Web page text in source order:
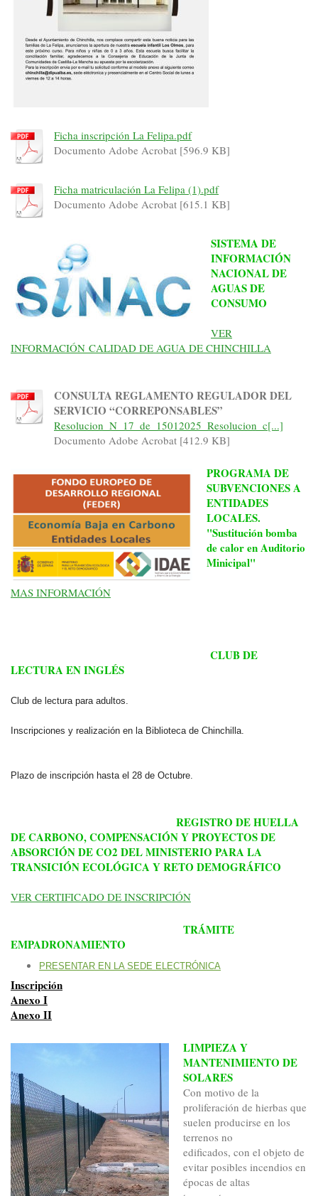
Ficha inscripción La Felipa.pdf
Documento Adobe Acrobat [596.9 KB]
Ficha matriculación La Felipa (1).pdf
Documento Adobe Acrobat [615.1 KB]
SISTEMA DE
INFORMACIÓN
NACIONAL DE
AGUAS DE
CONSUMO
VER
INFORMACIÓN CALIDAD DE AGUA DE CHINCHILLA
CONSULTA REGLAMENTO REGULADOR DEL
SERVICIO “CORREPONSABLES”
Resolucion_N_17_de_15012025_Resolucion_c[...]
Documento Adobe Acrobat [412.9 KB]
PROGRAMA DE
SUBVENCIONES A
ENTIDADES
LOCALES.
"Sustitución bomba
de calor en Auditorio
Minicipal"
MAS INFORMACIÓN
CLUB DE
LECTURA EN INGLÉS
Club de lectura para adultos.
Inscripciones y realización en la Biblioteca de Chinchilla.
Plazo de inscripción hasta el 28 de Octubre.
REGISTRO DE HUELLA
DE CARBONO, COMPENSACIÓN Y PROYECTOS DE
ABSORCIÓN DE CO2 DEL MINISTERIO PARA LA
TRANSICIÓN ECOLÓGICA Y RETO DEMOGRÁFICO
VER CERTIFICADO DE INSCRIPCIÓN
TRÁMITE
EMPADRONAMIENTO
PRESENTAR EN LA SEDE ELECTRÓNICA
Inscripción
Anexo I
Anexo II
LIMPIEZA Y
MANTENIMIENTO DE
SOLARES
Con motivo de la
proliferación de hierbas que
suelen producirse en los
terrenos no
edificados, con el objeto de
evitar posibles incendios en
épocas de altas